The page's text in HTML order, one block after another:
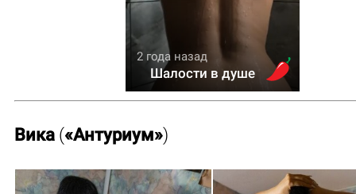
2 года назад
Шалости в душе
Вика («Антуриум»)